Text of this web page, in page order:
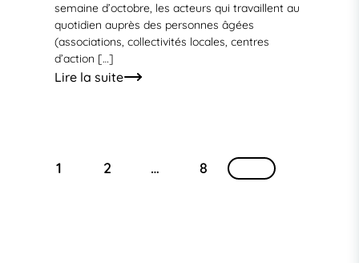
semaine d’octobre, les acteurs qui travaillent au
quotidien auprès des personnes âgées
(associations, collectivités locales, centres
d’action […]
Lire la suite
1 2 … 8